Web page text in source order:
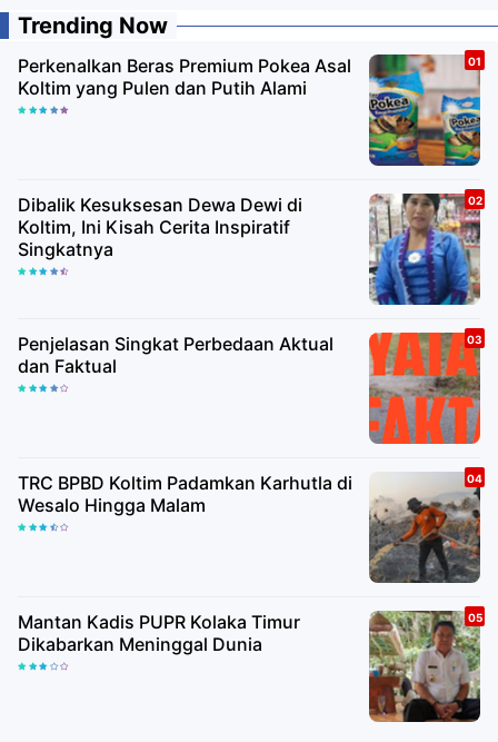
Trending Now
Perkenalkan Beras Premium Pokea Asal
Koltim yang Pulen dan Putih Alami
Dibalik Kesuksesan Dewa Dewi di
Koltim, Ini Kisah Cerita Inspiratif
Singkatnya
Penjelasan Singkat Perbedaan Aktual
dan Faktual
TRC BPBD Koltim Padamkan Karhutla di
Wesalo Hingga Malam
Mantan Kadis PUPR Kolaka Timur
Dikabarkan Meninggal Dunia